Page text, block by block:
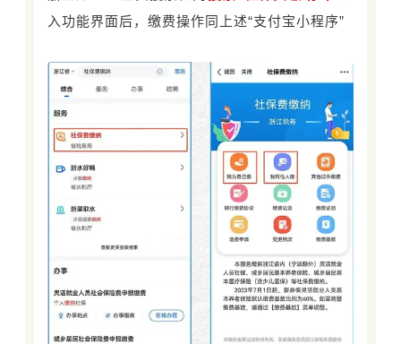
入功能界面后，缴费操作同上述“支付宝小程序”